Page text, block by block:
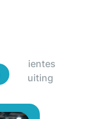
Effizientes
Recruiting